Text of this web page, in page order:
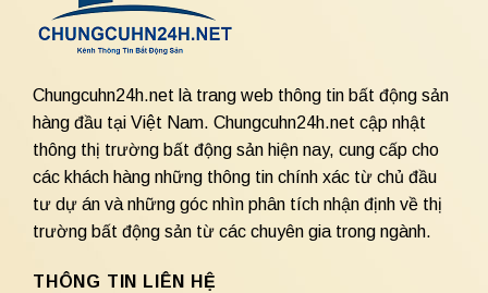
Chungcuhn24h.net là trang web thông tin bất động sản
hàng đầu tại Việt Nam. Chungcuhn24h.net cập nhật
thông thị trường bất động sản hiện nay, cung cấp cho
các khách hàng những thông tin chính xác từ chủ đầu
tư dự án và những góc nhìn phân tích nhận định về thị
trường bất động sản từ các chuyên gia trong ngành.
THÔNG TIN LIÊN HỆ